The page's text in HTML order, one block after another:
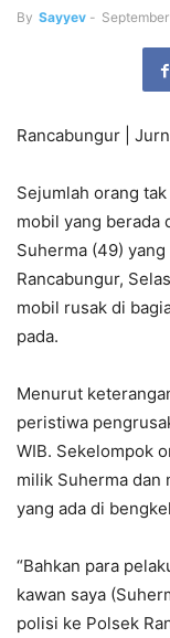
By Sayyev -
Rancabungur |
Sejumlah orang
mobil yang berada
Suherma (49)
Rancabungur,
mobil rusak di
pada.
Menurut
peristiwa
WIB. Sekelompok
milik Suherma dan
yang ada di
“Bahkan para
kawan saya
polisi ke Polsek